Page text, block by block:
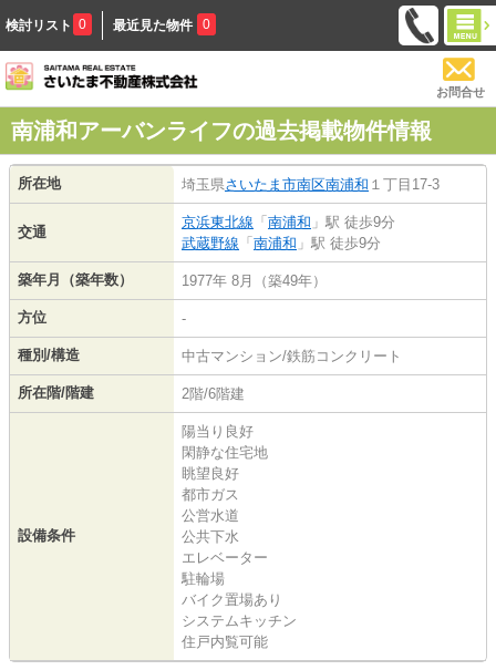
検討リスト 0 最近見た物件 0
お問合せ
南浦和アーバンライフの過去掲載物件情報
所在地 埼玉県さいたま市南区南浦和 １丁目17-3
交通
京浜東北線 「 南浦和 」駅 徒歩9分
武蔵野線 「 南浦和 」駅 徒歩9分
築年月（築年数） 1977年 8月（築49年）
方位 -
種別/構造 中古マンション/鉄筋コンクリート
所在階/階建 2階/6階建
設備条件
陽当り良好
閑静な住宅地
眺望良好
都市ガス
公営水道
公共下水
エレベーター
駐輪場
バイク置場あり
システムキッチン
住戸内覧可能